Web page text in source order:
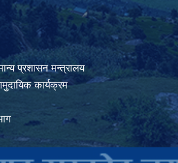
प्रशासन मन्त्रालय
कार्यक्रम